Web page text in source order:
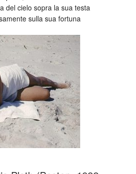
del cielo sopra la sua testa
sulla sua fortuna